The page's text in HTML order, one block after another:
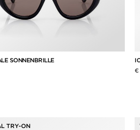
SONNENBRILLE
€
TRY-ON